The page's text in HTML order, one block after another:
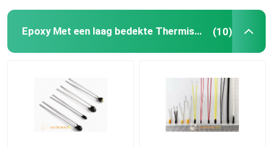
De Thermistoren van Chip Style NTC
NTC-Thermistorspaander
Traagheidsnavigatiesensor
Epoxy Met een laag bedekte Thermistoren (10)